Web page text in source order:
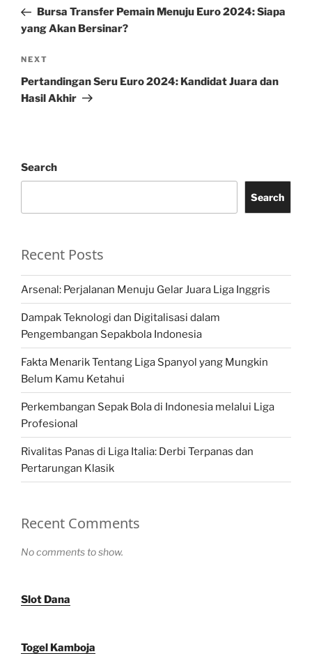
PostBursa Transfer Pemain Menuju Euro 2024: Siapa
yang Akan Bersinar?
Next
Post
NEXT
Pertandingan Seru Euro 2024: Kandidat Juara dan
Hasil Akhir
Search
Search
Recent Posts
Arsenal: Perjalanan Menuju Gelar Juara Liga Inggris
Dampak Teknologi dan Digitalisasi dalam
Pengembangan Sepakbola Indonesia
Fakta Menarik Tentang Liga Spanyol yang Mungkin
Belum Kamu Ketahui
Perkembangan Sepak Bola di Indonesia melalui Liga
Profesional
Rivalitas Panas di Liga Italia: Derbi Terpanas dan
Pertarungan Klasik
Recent Comments
No comments to show.
Slot Dana
Togel Kamboja